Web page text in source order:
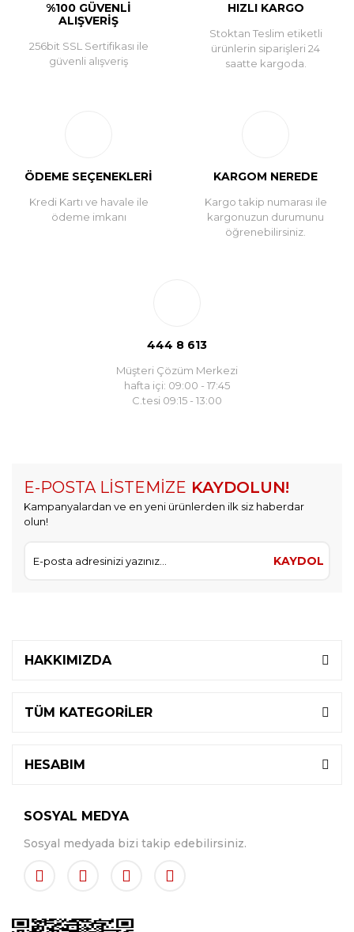
%100 GÜVENLİ
ALIŞVERİŞ
256bit SSL Sertifikası ile
güvenli alışveriş
HIZLI KARGO
Stoktan Teslim etiketli
ürünlerin siparişleri 24
saatte kargoda.
ÖDEME SEÇENEKLERİ
Kredi Kartı ve havale ile
ödeme imkanı
KARGOM NEREDE
Kargo takip numarası ile
kargonuzun durumunu
öğrenebilirsiniz.
444 8 613
Müşteri Çözüm Merkezi
hafta içi: 09:00 - 17:45
C.tesi 09:15 - 13:00
E-POSTA LİSTEMİZE KAYDOLUN!
Kampanyalardan ve en yeni ürünlerden ilk siz haberdar
olun!
KAYDOL
HAKKIMIZDA
TÜM KATEGORİLER
HESABIM
SOSYAL MEDYA
Sosyal medyada bizi takip edebilirsiniz.